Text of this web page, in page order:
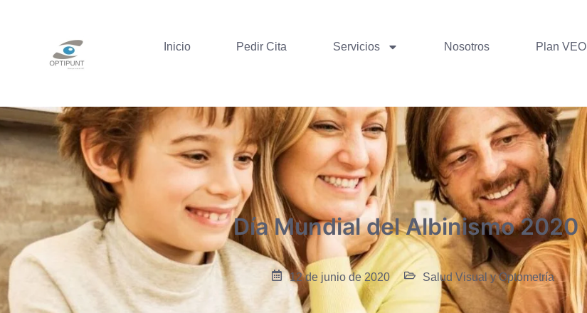
Inicio Pedir Cita Servicios Nosotros Plan VEO
Día Mundial del Albinismo 2020
12 de junio de 2020 Salud Visual y Optometría